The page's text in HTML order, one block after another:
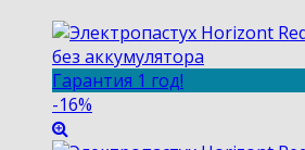
Гарантия 1 год!
-16%